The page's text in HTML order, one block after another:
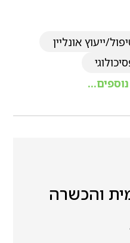
ייעוץ אונליין
והכשרה